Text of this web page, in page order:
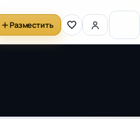
Разместить